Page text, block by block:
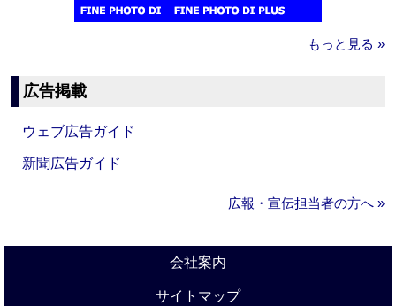
もっと見る »
広告掲載
ウェブ広告ガイド
新聞広告ガイド
広報・宣伝担当者の方へ »
会社案内
サイトマップ